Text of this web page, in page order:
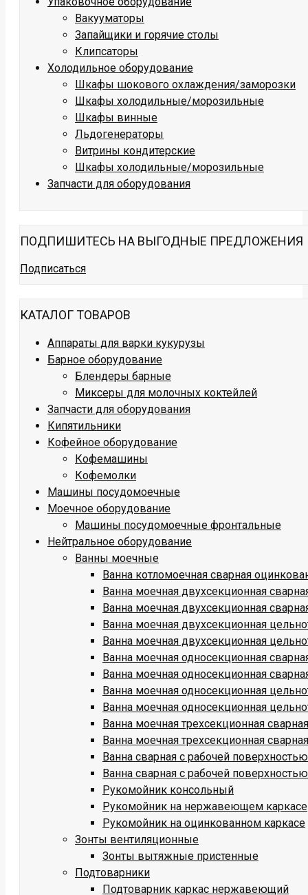
Вакууматоры
Запайщики и горячие столы
Клипсаторы
Холодильное оборудование
Шкафы шокового охлаждения/заморозки
Шкафы холодильные/морозильные
Шкафы винные
Льдогенераторы
Витрины кондитерские
Шкафы холодильные/морозильные
Запчасти для оборудования
ПОДПИШИТЕСЬ НА ВЫГОДНЫЕ ПРЕДЛОЖЕНИЯ
Подписаться
КАТАЛОГ ТОВАРОВ
Аппараты для варки кукурузы
Барное оборудование
Блендеры барные
Миксеры для молочных коктейлей
Запчасти для оборудования
Кипятильники
Кофейное оборудование
Кофемашины
Кофемолки
Машины посудомоечные
Моечное оборудование
Машины посудомоечные фронтальные
Нейтральное оборудование
Ванны моечные
Ванна котломоечная сварная
Ванна моечная двухсекционная
Ванна моечная двухсекционная
Ванна моечная двухсекционная
Ванна моечная двухсекционная
Ванна моечная односекционная
Ванна моечная односекционная
Ванна моечная односекционная
Ванна моечная односекционная
Ванна моечная трехсекционная
Ванна моечная трехсекционная
Ванна сварная с рабочей
Ванна сварная с рабочей
Рукомойник консольный
Рукомойник на нержавеющем каркасе
Рукомойник на оцинкованном каркасе
Зонты вентиляционные
Зонты вытяжные пристенные
Подтоварники
Подтоварник каркас нержавеющий